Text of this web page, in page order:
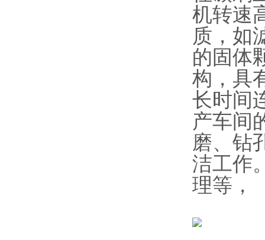
机转速
质，如
的固体
构，具
长时间
产车间
磨、钻
洁工作
理等，